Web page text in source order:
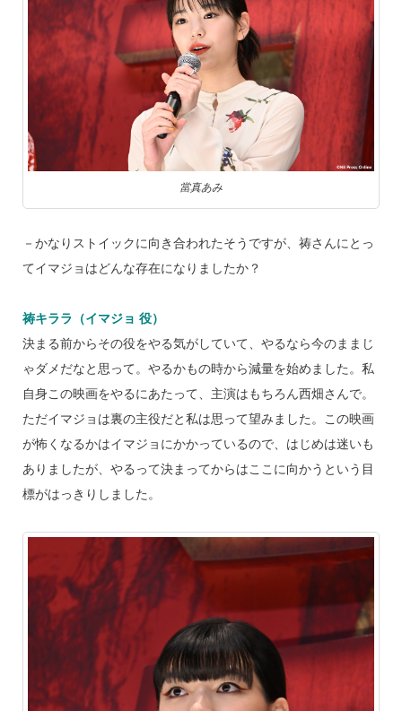
當真あみ
－かなりストイックに向き合われたそうですが、祷さんにとっ
てイマジョはどんな存在になりましたか？
祷キララ（イマジョ 役）
決まる前からその役をやる気がしていて、やるなら今のままじ
ゃダメだなと思って。やるかもの時から減量を始めました。私
自身この映画をやるにあたって、主演はもちろん西畑さんで。
ただイマジョは裏の主役だと私は思って望みました。この映画
が怖くなるかはイマジョにかかっているので、はじめは迷いも
ありましたが、やるって決まってからはここに向かうという目
標がはっきりしました。